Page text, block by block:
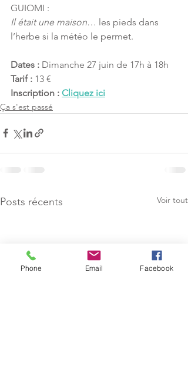
GUIOMI :
Il était une maison… les pieds dans
l’herbe si la météo le permet.
Dates : Dimanche 27 juin de 17h à 18h
Tarif : 13 €
Inscription : Cliquez ici
Ça s'est passé
Posts récents Voir tout
Phone Email Facebook